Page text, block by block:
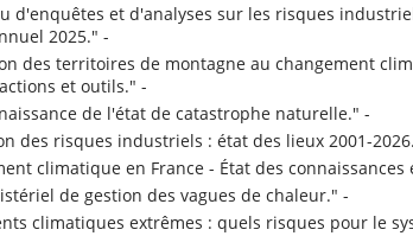
d'enquêtes et d'analyses sur les risques
2025." -
des territoires de montagne au changement
et outils." -
de l'état de catastrophe naturelle." -
des risques industriels : état des lieux 2001-
climatique en France - État des connaissances
de gestion des vagues de chaleur." -
climatiques extrêmes : quels risques pour le